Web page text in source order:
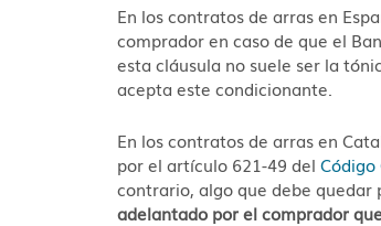
En los contratos de arras en
comprador en caso de que el
esta cláusula no suele ser la
acepta este condicionante.
En los contratos de arras en
por el artículo 621-49 delCódigo
contrario, algo que debe
adelantado por el comprador